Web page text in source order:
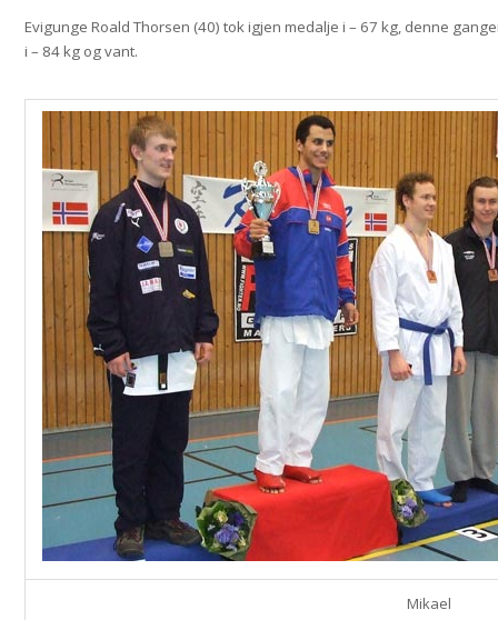
Evigunge Roald Thorsen (40) tok igjen medalje i – 67 kg, denne
i – 84 kg og vant.
Mikael